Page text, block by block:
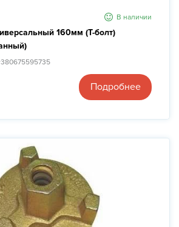
В наличии
160мм (Т-болт)
Подробнее